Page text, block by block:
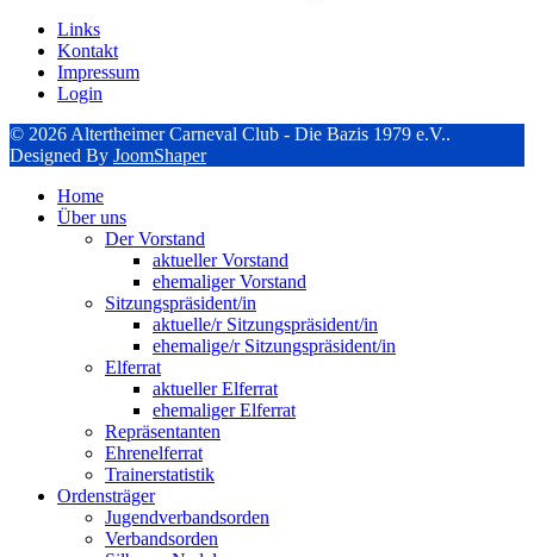
Links
Kontakt
Impressum
Login
© 2026 Altertheimer Carneval Club - Die Bazis 1979 e.V..
Designed By JoomShaper
Home
Über uns
Der Vorstand
aktueller Vorstand
ehemaliger Vorstand
Sitzungspräsident/in
aktuelle/r Sitzungspräsident/in
ehemalige/r Sitzungspräsident/in
Elferrat
aktueller Elferrat
ehemaliger Elferrat
Repräsentanten
Ehrenelferrat
Trainerstatistik
Ordensträger
Jugendverbandsorden
Verbandsorden